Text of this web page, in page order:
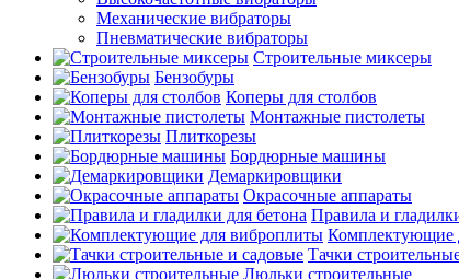
Механические вибраторы
Пневматические вибраторы
Строительные миксеры
Бензобуры
Коперы для столбов
Монтажные пистолеты
Плиткорезы
Бордюрные машины
Демаркировщики
Окрасочные аппараты
Правила и
Комплектующие
Тачки
Люльки строительные